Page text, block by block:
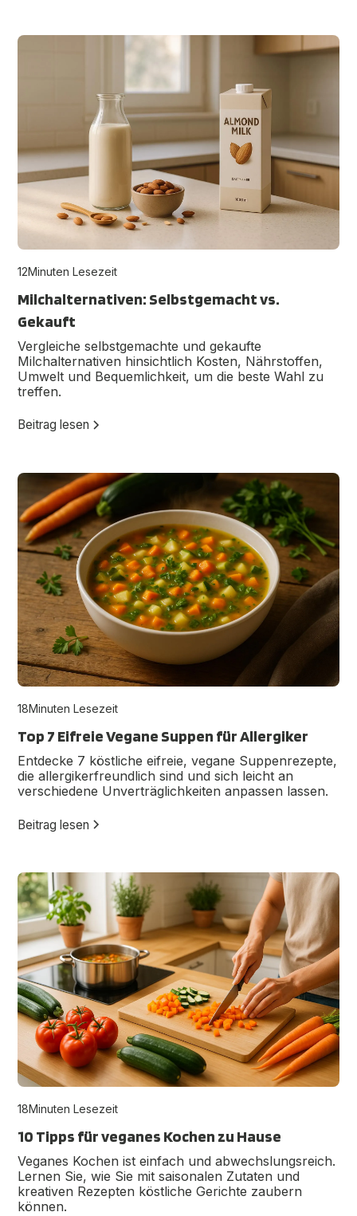
12Minuten Lesezeit
Milchalternativen: Selbstgemacht vs.
Gekauft
Vergleiche selbstgemachte und gekaufte
Milchalternativen hinsichtlich Kosten, Nährstoffen,
Umwelt und Bequemlichkeit, um die beste Wahl zu
treffen.
Beitrag lesen
18Minuten Lesezeit
Top 7 Eifreie Vegane Suppen für Allergiker
Entdecke 7 köstliche eifreie, vegane Suppenrezepte,
die allergikerfreundlich sind und sich leicht an
verschiedene Unverträglichkeiten anpassen lassen.
Beitrag lesen
18Minuten Lesezeit
10 Tipps für veganes Kochen zu Hause
Veganes Kochen ist einfach und abwechslungsreich.
Lernen Sie, wie Sie mit saisonalen Zutaten und
kreativen Rezepten köstliche Gerichte zaubern
können.